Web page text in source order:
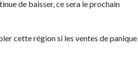
de baisser, ce sera le prochain
cette région si les ventes de panique